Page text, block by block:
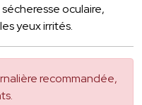
oculaire,
yeux irrités.
recommandée,